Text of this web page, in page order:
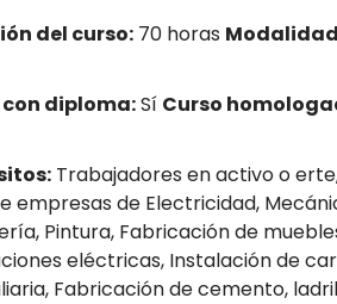
del curso: 70 horas
con diploma:Sí Curso
Trabajadores en activo o
empresas de Electricidad,
Pintura, Fabricación de
eléctricas, Instalación de
Fabricación de cemento,